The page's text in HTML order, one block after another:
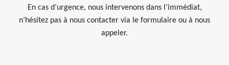
En cas d’urgence, nous intervenons dans l’immédiat,
n’hésitez pas à nous contacter via le formulaire ou à nous
appeler.